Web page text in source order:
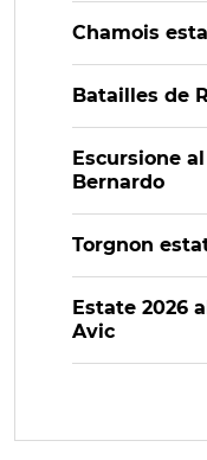
Chamois
Batailles de
Escursione
Bernardo
Torgnon
Estate 2026
Avic